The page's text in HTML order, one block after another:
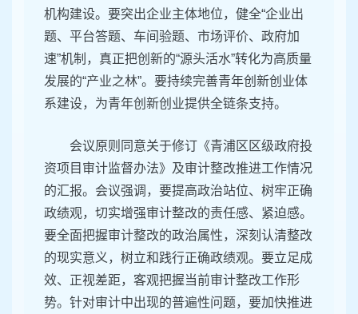
机构建设。要突出企业主体地位，健全“企业出
题、平台答题、车间验题、市场评价、政府加
速”机制，真正把创新的“源头活水”转化为高质量
发展的“产业之林”。要持续完善青年创新创业体
系建设，为青年创新创业提供全链条支持。
会议原则同意关于修订《青浦区区级政府投
资项目审计监督办法》及审计整改推进工作情况
的汇报。会议强调，要提高政治站位、树牢正确
政绩观，切实增强审计整改的责任感、紧迫感。
要全面把握审计整改的政治属性，深刻认清整改
的现实意义，树立和践行正确政绩观。要立足成
效、正视差距，客观把握当前审计整改工作形
势。针对审计中出现的普遍性问题，要加快推进